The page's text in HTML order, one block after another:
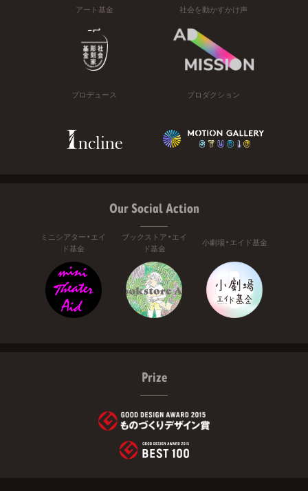
アート基金 社会を動かすかけ声
プロデュース プロダクション
Our Social Action
ミニシアター・エイ
ド基金
ブックストア・エイ
ド基金
小劇場・エイド基金
Prize